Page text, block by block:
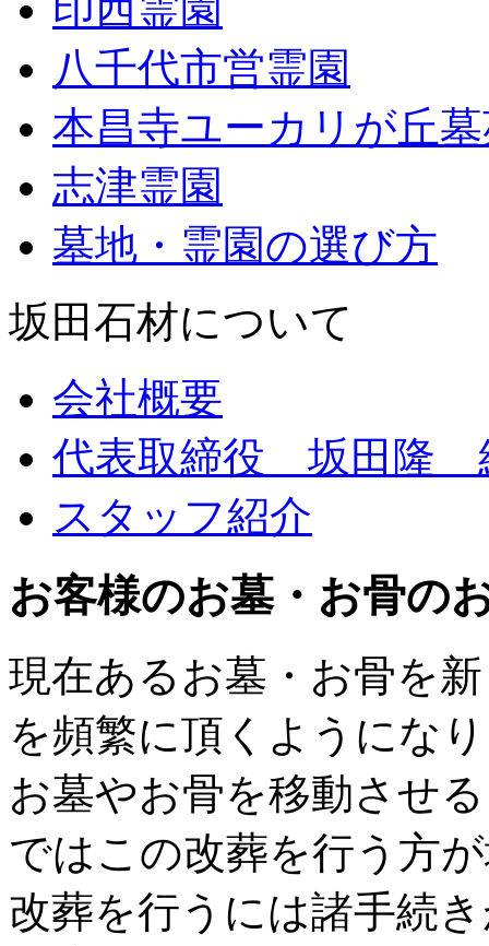
八千代市営霊園
本昌寺ユーカリが丘
志津霊園
墓地・霊園の選び方
坂田石材について
会社概要
代表取締役 坂田隆
スタッフ紹介
お客様のお墓・お骨の
現在あるお墓・お骨を
を頻繁に頂くようにな
お墓やお骨を移動させ
ではこの改葬を行う方
改葬を行うには諸手続